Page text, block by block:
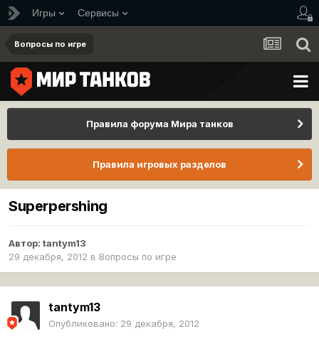
Игры Сервисы
Вопросы по игре
Правила форума Мира танков
Правила игровых разделов
Superpershing
Автор: tantym13
29 декабря, 2012 в Вопросы по игре
tantym13
Опубликовано: 29 декабря, 2012